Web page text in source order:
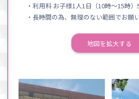
・利用料 お子様1人1日（10時〜15時）
・長時間の為、無理のない範囲でお願
地図を拡大する